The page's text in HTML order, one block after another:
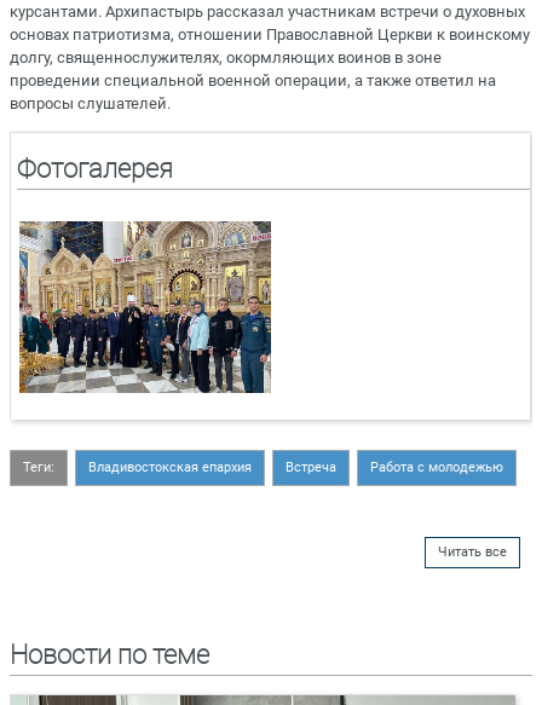
курсантами. Архипастырь рассказал участникам встречи о духовных
основах патриотизма, отношении Православной Церкви к воинскому
долгу, священнослужителях, окормляющих воинов в зоне
проведении специальной военной операции, а также ответил на
вопросы слушателей.
Фотогалерея
Теги: Владивостокская епархия Встреча Работа с молодежью
Читать все
Новости по теме